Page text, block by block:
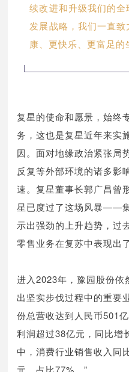
续改进和升级我们的
发展战略，我们一直
康、更快乐、更富足的
复星的使命和愿景，始终
务，这也是复星近年来实
因。面对地缘政治紧张局
反复等外部环境的诸多影
速。复星董事长郭广昌曾
星已度过了这场风暴——
示出强劲的上升趋势，过
零售业务在复苏中表现出
进入2023年，豫园股份
出坚实步伐过程中的重要
份总营收达到人民币501
利润超过38亿元，同比增
中，消费行业销售收入同
元，占比77%。”